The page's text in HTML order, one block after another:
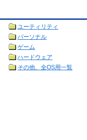
ユーティリティ
パーソナル
ゲーム
ハードウェア
その他、全OS用一覧